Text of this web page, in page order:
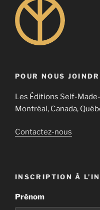
POUR NOUS
Les Éditions Self-
Montréal, Canada,
Contactez-nous
INSCRIPTION À
Prénom